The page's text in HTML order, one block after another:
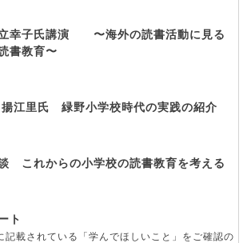
幸子氏講演 〜海外の読書活動に見る
書教育〜
江里氏 緑野小学校時代の実践の紹介
これからの小学校の読書教育を考える
ト
記載されている「学んでほしいこと」をご確認の